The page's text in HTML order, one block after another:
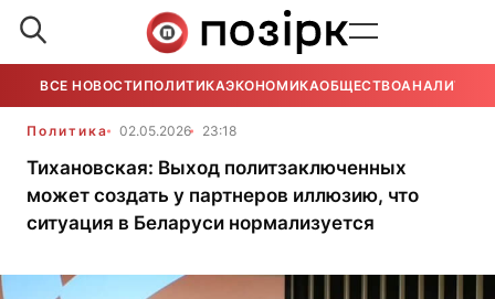
ВСЕ НОВОСТИ ПОЛИТИКАЭКОНОМИКАОБЩЕСТВОАНАЛИТИКА
Политика 02.05.2026 23:18
Тихановская: Выход политзаключенных
может создать у партнеров иллюзию, что
ситуация в Беларуси нормализуется